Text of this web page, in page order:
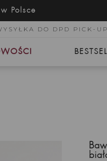
Polsce
DO DPD PICK-UP